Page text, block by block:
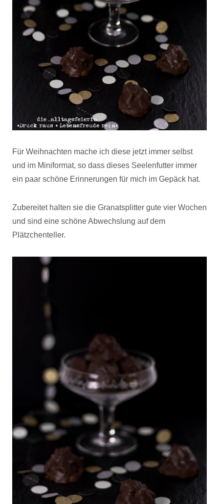
Für Weihnachten mache ich diese jetzt immer selbst
und im Miniformat, so dass dieses Seelenfutter immer
ein paar schöne Erinnerungen für mich im Gepäck hat.
Zubereitet halten sie die Granatsplitter gute vier Wochen
und sind eine schöne Abwechslung auf dem
Plätzchenteller.